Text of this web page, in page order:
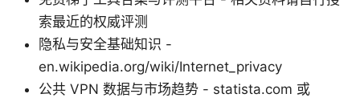
索最近的权威评测
隐私与安全基础知识 -
en.wikipedia.org/wiki/Internet_privacy
公共 VPN 数据与市场趋势 - statista.com 或